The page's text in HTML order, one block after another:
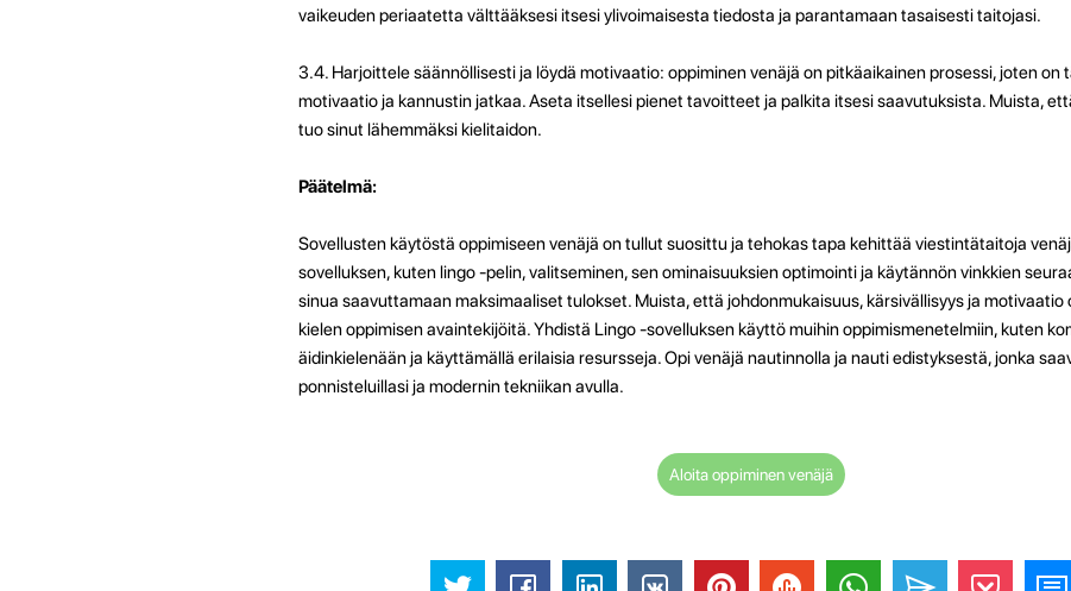
vaikeuden periaatetta välttääksesi itsesi ylivoimaisesta tiedosta ja parantamaan tasaisesti taitojasi.
3.4. Harjoittele säännöllisesti ja löydä motivaatio: oppiminen venäjä on pitkäaikainen prosessi, joten on
motivaatio ja kannustin jatkaa. Aseta itsellesi pienet tavoitteet ja palkita itsesi saavutuksista. Muista,
tuo sinut lähemmäksi kielitaidon.
Päätelmä:
Sovellusten käytöstä oppimiseen venäjä on tullut suosittu ja tehokas tapa kehittää viestintätaitoja
sovelluksen, kuten lingo -pelin, valitseminen, sen ominaisuuksien optimointi ja käytännön vinkkien
sinua saavuttamaan maksimaaliset tulokset. Muista, että johdonmukaisuus, kärsivällisyys ja motivaatio
kielen oppimisen avaintekijöitä. Yhdistä Lingo -sovelluksen käyttö muihin oppimismenetelmiin, kuten
äidinkielenään ja käyttämällä erilaisia ​​resursseja. Opi venäjä nautinnolla ja nauti edistyksestä, jonka
ponnisteluillasi ja modernin tekniikan avulla.
Aloita oppiminen venäjä